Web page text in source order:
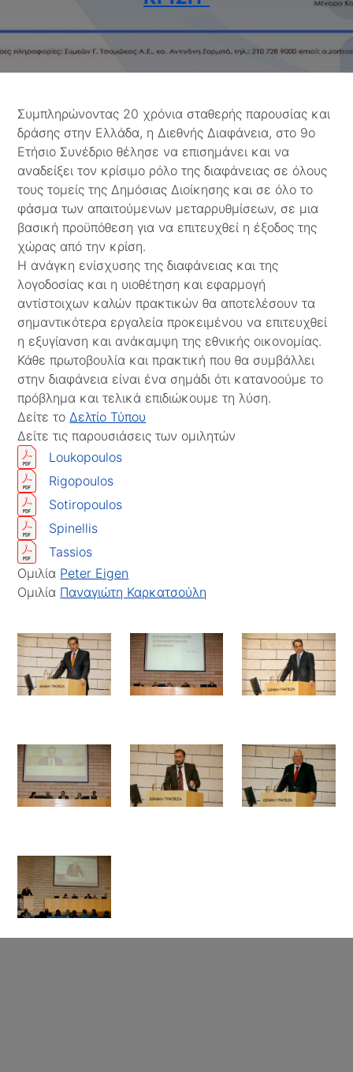
Συμπληρώνοντας 20 χρόνια σταθερής παρουσίας και
δράσης στην Ελλάδα, η Διεθνής Διαφάνεια, στο 9ο
Ετήσιο Συνέδριο θέλησε να επισημάνει και να
αναδείξει τον κρίσιμο ρόλο της διαφάνειας σε όλους
τους τομείς της Δημόσιας Διοίκησης και σε όλο το
φάσμα των απαιτούμενων μεταρρυθμίσεων, σε μια
βασική προϋπόθεση για να επιτευχθεί η έξοδος της
χώρας από την κρίση.
Η ανάγκη ενίσχυσης της διαφάνειας και της
λογοδοσίας και η υιοθέτηση και εφαρμογή
αντίστοιχων καλών πρακτικών θα αποτελέσουν τα
σημαντικότερα εργαλεία προκειμένου να επιτευχθεί
η εξυγίανση και ανάκαμψη της εθνικής οικονομίας.
Κάθε πρωτοβουλία και πρακτική που θα συμβάλλει
στην διαφάνεια είναι ένα σημάδι ότι κατανοούμε το
πρόβλημα και τελικά επιδιώκουμε τη λύση.
Δείτε το Δελτίο Τύπου
Δείτε τις παρουσιάσεις των ομιλητών
Loukopoulos
Rigopoulos
Sotiropoulos
Spinellis
Tassios
Ομιλία Peter Eigen
Ομιλία Παναγιώτη Καρκατσούλη